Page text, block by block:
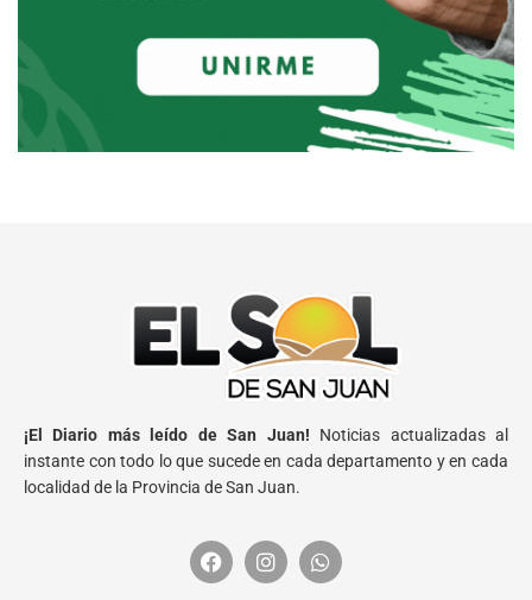
¡El Diario más leído de San Juan! Noticias actualizadas al
instante con todo lo que sucede en cada departamento y en cada
localidad de la Provincia de San Juan.